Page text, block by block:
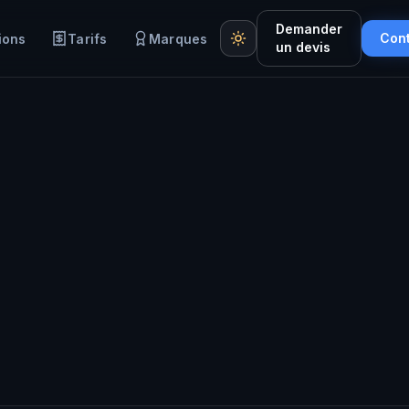
Tarifs Marques
Demander
un devis